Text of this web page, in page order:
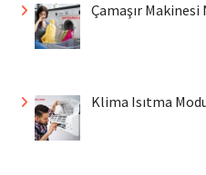
Çamaşır Makinesi
Klima Isıtma